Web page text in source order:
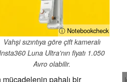
ⓘ Notebookcheck
Vahşi sızıntıya göre çift kameralı
Insta360 Luna Ultra'nın fiyatı 1.050
Avro olabilir.
mücadelenin pahalı bir